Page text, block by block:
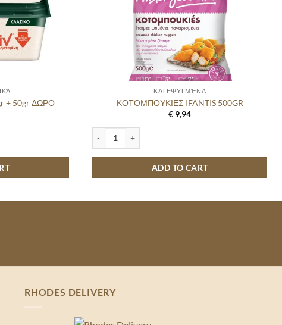
+ 50gr ΔΩΡΟ
ΚΑΤΕΨΥΓΜΈΝΑ
ΚΟΤΟΜΠΟΥΚΙΕΣ IFANTIS 500GR
€ 9,94
ADD TO CART
RHODES DELIVERY